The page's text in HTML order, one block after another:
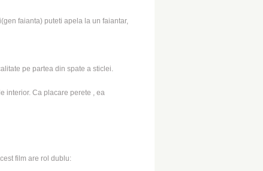
faianta) puteti apela la un faiantar,
pe partea din spate a sticlei.
interior. Ca placare perete , ea
film are rol dublu: